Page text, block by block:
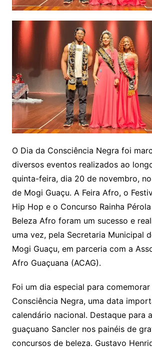
O Dia da Consciência Negra foi
diversos eventos realizados ao
quinta-feira, dia 20 de novembro,
de Mogi Guaçu. A Feira Afro, o
Hip Hop e o Concurso Rainha
Beleza Afro foram um sucesso e
uma vez, pela Secretaria Municipal
Mogi Guaçu, em parceria com a
Afro Guaçuana (ACAG).
Foi um dia especial para
Consciência Negra, uma data
calendário nacional. Destaque para
guaçuano Sancler nos painéis de
concursos de beleza. Gustavo